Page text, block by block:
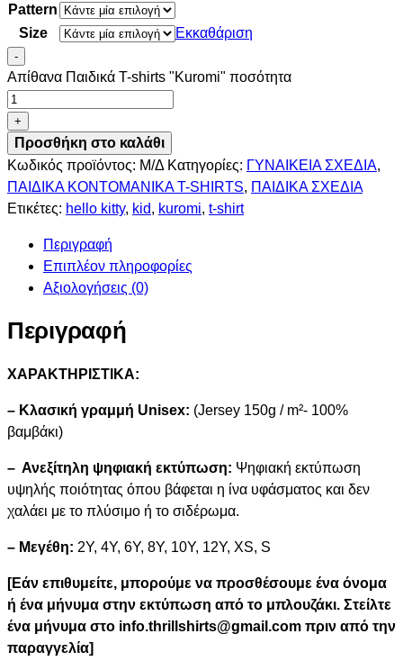
Pattern
Size
Εκκαθάριση
-
Απίθανα Παιδικά T-shirts "Kuromi" ποσότητα
+
Προσθήκη στο καλάθι
Κωδικός προϊόντος: Μ/Δ Κατηγορίες: ΓΥΝΑΙΚΕΙΑ ΣΧΕΔΙΑ,
ΠΑΙΔΙΚΑ ΚΟΝΤΟΜΑΝΙΚΑ T-SHIRTS, ΠΑΙΔΙΚΑ ΣΧΕΔΙΑ
Ετικέτες: hello kitty, kid, kuromi, t-shirt
Περιγραφή
Επιπλέον πληροφορίες
Αξιολογήσεις (0)
Περιγραφή
ΧΑΡΑΚΤΗΡΙΣΤΙΚΑ:
– Κλασική γραμμή Unisex: (Jersey 150g / m²- 100%
βαμβάκι)
– Ανεξίτηλη ψηφιακή εκτύπωση: Ψηφιακή εκτύπωση
υψηλής ποιότητας όπου βάφεται η ίνα υφάσματος και δεν
χαλάει με το πλύσιμο ή το σιδέρωμα.
– Μεγέθη: 2Y, 4Y, 6Y, 8Y, 10Y, 12Y, XS, S
[Εάν επιθυμείτε, μπορούμε να προσθέσουμε ένα όνομα
ή ένα μήνυμα στην εκτύπωση από το μπλουζάκι. Στείλτε
ένα μήνυμα στο info.thrillshirts@gmail.com πριν από την
παραγγελία]